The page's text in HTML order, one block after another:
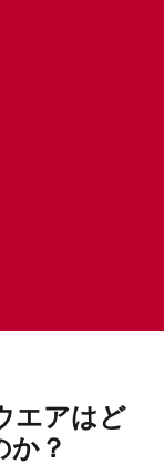
エアはど
？